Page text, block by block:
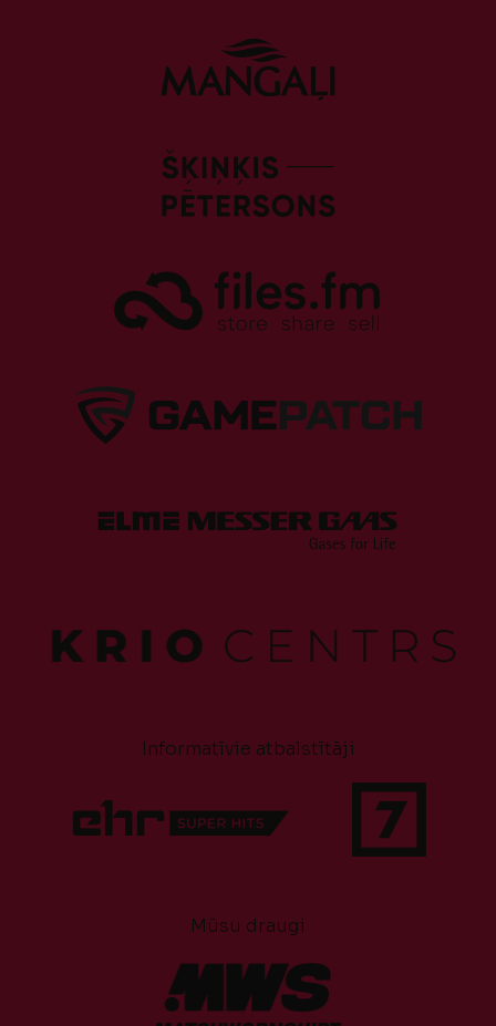
Informatīvie atbalstītāji
Mūsu draugi